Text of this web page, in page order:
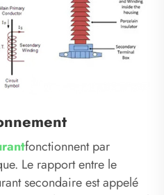
fonctionnent par
Le rapport entre le
secondaire est appelé